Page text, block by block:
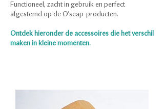
Functioneel, zacht in gebruik en perfect
afgestemd op de O’seap-producten.
Ontdek hieronder de accessoires die het verschil
maken in kleine momenten.